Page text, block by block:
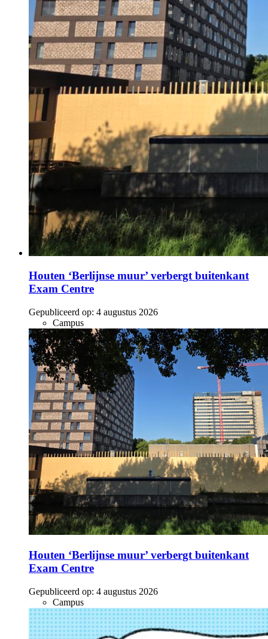
Houten ‘Berlijnse muur’ verbergt buitenkant
Exam Centre
Gepubliceerd op: 4 augustus 2026
Campus
Houten ‘Berlijnse muur’ verbergt buitenkant
Exam Centre
Gepubliceerd op: 4 augustus 2026
Campus